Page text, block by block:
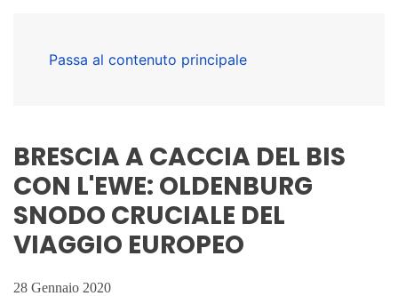
Passa al contenuto principale
BRESCIA A CACCIA DEL BIS
CON L'EWE: OLDENBURG
SNODO CRUCIALE DEL
VIAGGIO EUROPEO
28 Gennaio 2020